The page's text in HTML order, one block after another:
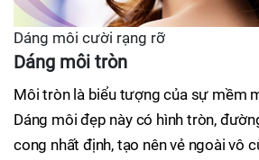
Dáng môi cười rạng rỡ
Dáng môi tròn
Môi tròn là biểu tượng của sự mềm
Dáng môi đẹp này có hình tròn,
cong nhất định, tạo nên vẻ ngoài vô